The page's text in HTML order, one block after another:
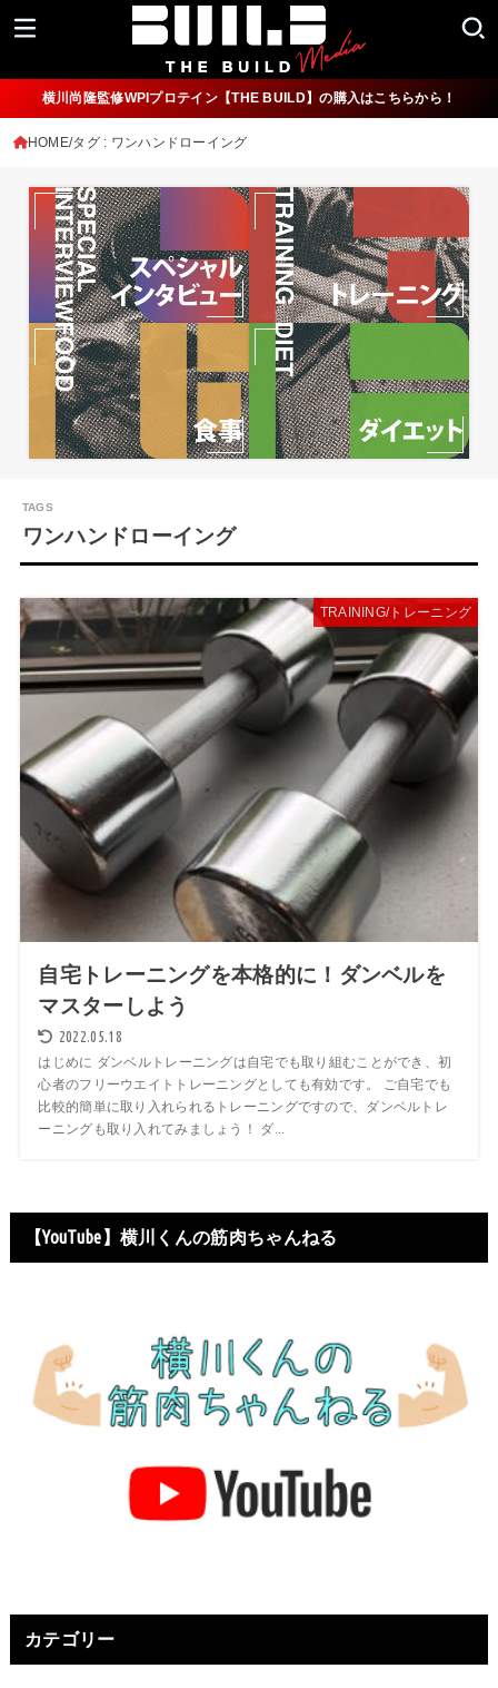
横川尚隆監修WPIプロテイン【THE BUILD】の購入はこちらから！
HOME タグ : ワンハンドローイング
ワンハンドローイング
TRAINING/トレーニング
自宅トレーニングを本格的に！ダンベルを
マスターしよう
2022.05.18
はじめに ダンベルトレーニングは自宅でも取り組むことができ、初
心者のフリーウエイトトレーニングとしても有効です。 ご自宅でも
比較的簡単に取り入れられるトレーニングですので、ダンベルトレ
ーニングも取り入れてみましょう！ ダ...
【YouTube】横川くんの筋肉ちゃんねる
カテゴリー